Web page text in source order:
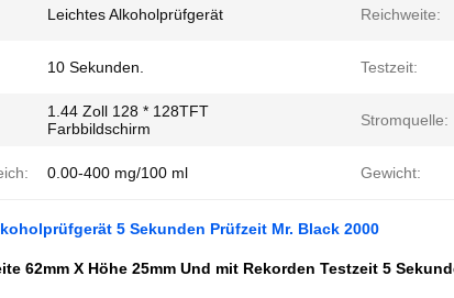
Leichtes Alkoholprüfgerät Reichweite:
10 Sekunden. Testzeit:
1.44 Zoll 128 * 128TFT
Farbbildschirm
Stromquelle:
0.00-400 mg/100 ml Gewicht:
5 Sekunden Prüfzeit Mr. Black 2000
62mm X Höhe 25mm Und mit Rekorden Testzeit 5